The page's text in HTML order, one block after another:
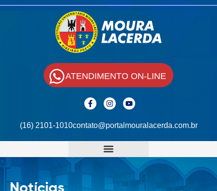
(16) 2101-1010contato@portalmouralacerda.com.br
ATENDIMENTO ON-LINE